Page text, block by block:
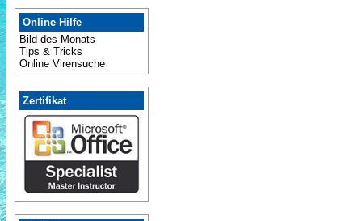
Online Hilfe
Bild des Monats
Tips & Tricks
Online Virensuche
Zertifikat